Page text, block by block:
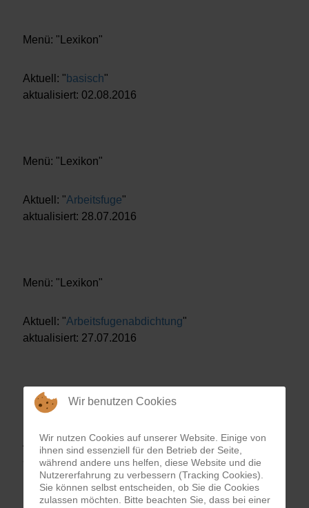
Menü: "Lexikon"
Aktuell: " basisch"
aktualisiert: 02.08.2016
Menü: "Lexikon"
Aktuell: "Arbeitsfuge"
aktualisiert: 28.07.2016
Menü: "Lexikon"
Aktuell: "Arbeitsfugenabdichtung"
aktualisiert: 27.07.2016
Menü: "Lexikon"
Aktuell: "Aktive Elektroosmose"
aktualisiert: 24.07.2016
Wir benutzen Cookies
Wir nutzen Cookies auf unserer Website. Einige von
ihnen sind essenziell für den Betrieb der Seite,
während andere uns helfen, diese Website und die
Nutzererfahrung zu verbessern (Tracking Cookies).
Sie können selbst entscheiden, ob Sie die Cookies
zulassen möchten. Bitte beachten Sie, dass bei einer